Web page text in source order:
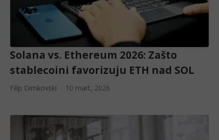
Solana vs. Ethereum 2026: Zašto
stablecoini favorizuju ETH nad SOL
Filip Dimkovski 10 mart, 2026